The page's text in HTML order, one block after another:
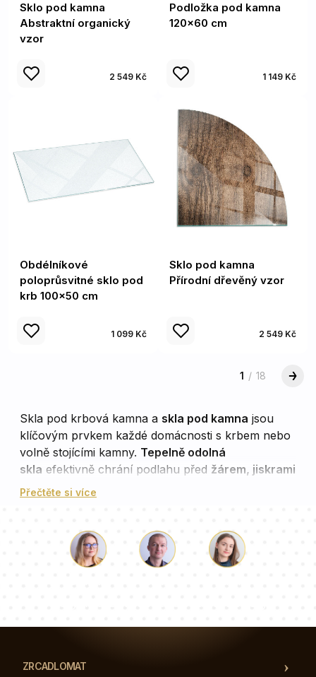
Sklo pod kamna
Abstraktní organický
vzor
2 549 Kč
Podložka pod kamna
120x60 cm
1 149 Kč
Obdélníkové
poloprůsvitné sklo pod
krb 100x50 cm
1 099 Kč
Sklo pod kamna
Přírodní dřevěný vzor
2 549 Kč
1 / 18
Skla pod krbová kamna a skla pod kamna jsou
klíčovým prvkem každé domácnosti s krbem nebo
volně stojícími kamny. Tepelně odolná
skla efektivně chrání podlahu před žárem, jiskrami
a popelem
, čímž přispívají k dlouhodobé ochraně
čtverců až po elegantní ovály a speciální designy.
Každé sklo je vyrobeno zkaleného
bezpečnostního skla
, které vyniká mimořádnou
Proč si vybrat naše skla pod
Našeskla pod krbová kamna
Přečtěte si více
ZRCADLOMAT